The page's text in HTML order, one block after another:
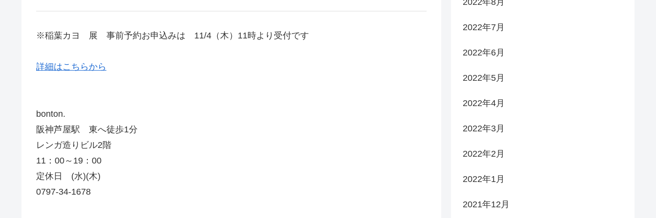
※稲葉カヨ 展 事前予約お申込みは 11/4（木）11時より受付です
詳細はこちらから
bonton.
阪神芦屋駅 東へ徒歩1分
レンガ造りビル2階
11：00～19：00
定休日 (水)(木)
0797-34-1678
2022年7月
2022年6月
2022年5月
2022年4月
2022年3月
2022年2月
2022年1月
2021年12月